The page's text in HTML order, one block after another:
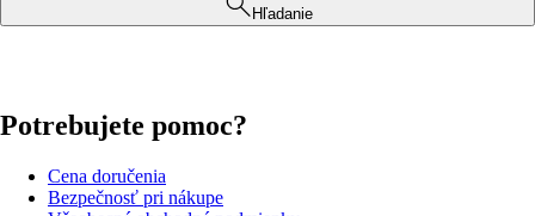
Hľadanie
Potrebujete pomoc?
Cena doručenia
Bezpečnosť pri nákupe